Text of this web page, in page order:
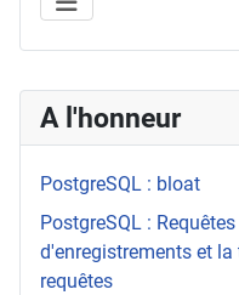
A l'honneur
PostgreSQL : bloat
PostgreSQL :
d'enregistrements et
requêtes